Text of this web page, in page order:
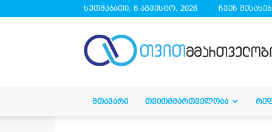
ხუთშაბათი, 6 აგვისტო, 2026 ჩვენ შესახებ
ᲛᲗᲐᲕᲐᲠᲘ ᲗᲕᲘᲗᲛᲛᲐᲠᲗᲕᲔᲚᲝᲑᲐ